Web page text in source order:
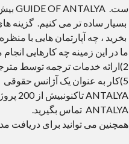
بسیار ساده تر می کنیم. گزینه
بخرید ، چه آپارتمان هایی با
ANTALYA تماس بگیرید.
همچنین می توانید برای دریافت